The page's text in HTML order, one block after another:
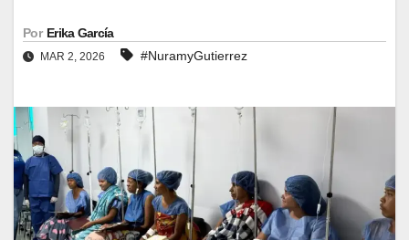
Por Erika García
MAR 2, 2026 #NuramyGutierrez